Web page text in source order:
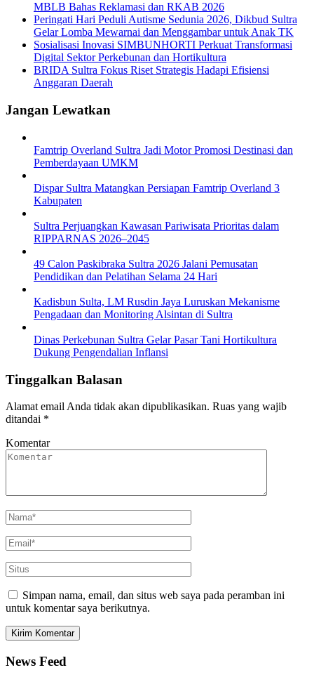
MBLB Bahas Reklamasi dan RKAB 2026
Peringati Hari Peduli Autisme Sedunia 2026, Dikbud Sultra
Gelar Lomba Mewarnai dan Menggambar untuk Anak TK
Sosialisasi Inovasi SIMBUNHORTI Perkuat Transformasi
Digital Sektor Perkebunan dan Hortikultura
BRIDA Sultra Fokus Riset Strategis Hadapi Efisiensi
Anggaran Daerah
Jangan Lewatkan
Famtrip Overland Sultra Jadi Motor Promosi Destinasi dan
Pemberdayaan UMKM
Dispar Sultra Matangkan Persiapan Famtrip Overland 3
Kabupaten
Sultra Perjuangkan Kawasan Pariwisata Prioritas dalam
RIPPARNAS 2026–2045
49 Calon Paskibraka Sultra 2026 Jalani Pemusatan
Pendidikan dan Pelatihan Selama 24 Hari
Kadisbun Sulta, LM Rusdin Jaya Luruskan Mekanisme
Pengadaan dan Monitoring Alsintan di Sultra
Dinas Perkebunan Sultra Gelar Pasar Tani Hortikultura
Dukung Pengendalian Inflansi
Tinggalkan Balasan
Alamat email Anda tidak akan dipublikasikan. Ruas yang wajib
ditandai *
Komentar
Simpan nama, email, dan situs web saya pada peramban ini
untuk komentar saya berikutnya.
News Feed